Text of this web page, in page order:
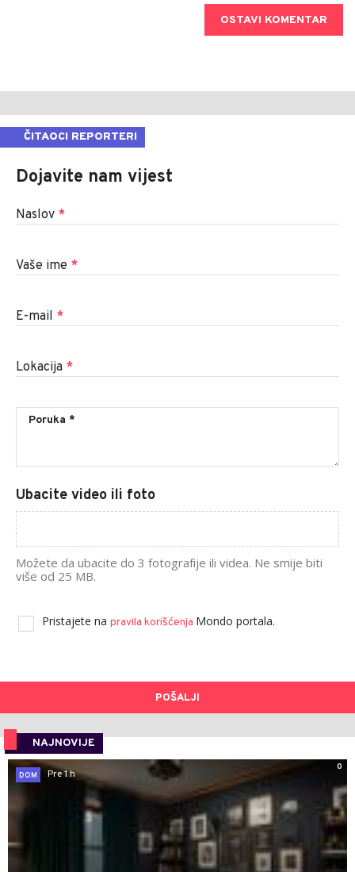
OSTAVI KOMENTAR
ČITAOCI REPORTERI
Dojavite nam vijest
Naslov *
Vaše ime *
E-mail *
Lokacija *
Ubacite video ili foto
Možete da ubacite do 3 fotografije ili videa. Ne smije biti
više od 25 MB.
Pristajete na pravila korišćenja Mondo portala.
POŠALJI
NAJNOVIJE
0
DOM
Pre 1 h